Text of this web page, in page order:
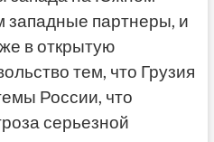
западные партнеры, и
в открытую
тем, что Грузия
России, что
серьезной